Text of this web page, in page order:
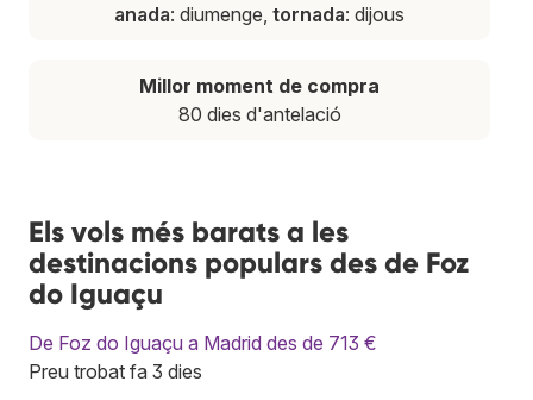
anada: diumenge, tornada: dijous
Millor moment de compra
80 dies d'antelació
Els vols més barats a les
destinacions populars des de Foz
do Iguaçu
De Foz do Iguaçu a Madrid des de 713 €
Preu trobat fa 3 dies